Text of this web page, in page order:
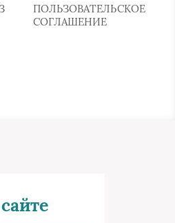
ПОЛЬЗОВАТЕЛЬСКОЕ
СОГЛАШЕНИЕ